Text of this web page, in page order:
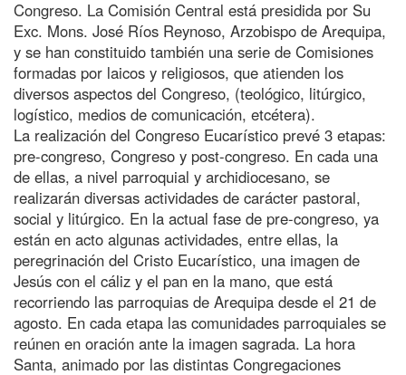
Congreso. La Comisión Central está presidida por Su
Exc. Mons. José Ríos Reynoso, Arzobispo de Arequipa,
y se han constituido también una serie de Comisiones
formadas por laicos y religiosos, que atienden los
diversos aspectos del Congreso, (teológico, litúrgico,
logístico, medios de comunicación, etcétera).
La realización del Congreso Eucarístico prevé 3 etapas:
pre-congreso, Congreso y post-congreso. En cada una
de ellas, a nivel parroquial y archidiocesano, se
realizarán diversas actividades de carácter pastoral,
social y litúrgico. En la actual fase de pre-congreso, ya
están en acto algunas actividades, entre ellas, la
peregrinación del Cristo Eucarístico, una imagen de
Jesús con el cáliz y el pan en la mano, que está
recorriendo las parroquias de Arequipa desde el 21 de
agosto. En cada etapa las comunidades parroquiales se
reúnen en oración ante la imagen sagrada. La hora
Santa, animado por las distintas Congregaciones